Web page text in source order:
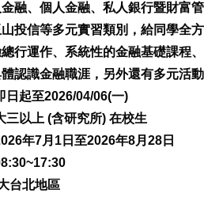
融、個人金融、私人銀行暨財富
投信等多元實習類別，給同學全方
行運作、系統性的金融基礎課程
認識金融職涯，另外還有多元活
日起至2026/04/06(一)
三以上 (含研究所) 在校生
年7月1日至2026年8月28日
台北地區